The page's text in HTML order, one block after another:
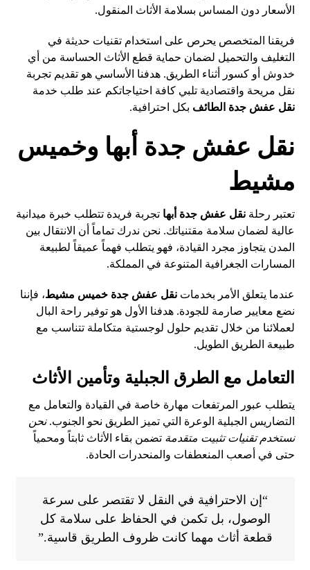
الأسعار دون المساس بسلامة الأثاث المنقول.
فريقنا المتخصص يحرص على استخدام تقنيات حديثة في
التغليف والتحميل لضمان حماية قطع الأثاث الحساسة من أي
خدوش أو كسور أثناء الطريق. هدفنا الأساسي هو تقديم تجربة
نقل مريحة واقتصادية تلبي كافة احتياجاتكم عند طلب خدمة
نقل عفش جدة الطائف بكل احترافية.
نقل عفش جدة أبها وخميس
مشيط
تعتبر رحلةنقل عفش جدة أبها تجربة فريدة تتطلب خبرة ميدانية
عالية لضمان سلامة مقتنياتك. نحن ندرك تماماً أن الانتقال بين
المدن يتجاوز مجرد القيادة، فهو يتطلب فهماً عميقاً لطبيعة
المسارات الجغرافية المتنوعة في المملكة.
عندما يتعلق الأمر بخدماتنقل عفش جدة خميس مشيط، فإننا
نضع معايير صارمة للجودة. هدفنا الأول هو توفير راحة البال
لعملائنا من خلال تقديم حلول لوجستية متكاملة تتناسب مع
طبيعة الطريق الطويل.
التعامل مع الطرق الجبلية وتأمين الأثاث
يتطلب عبور المرتفعات مهارة خاصة في القيادة والتعامل مع
التضاريس الجبلية الوعرة التي تميز الطريق نحو الجنوب.نحن
نستخدم تقنيات تثبيت متقدمة تضمن بقاء الأثاث ثابتاً ومحمياً
حتى في أصعب المنعطفات والمنحدرات الحادة.
“إن الاحترافية في النقل لا تقتصر على سرعة
الوصول، بل تكمن في الحفاظ على سلامة كل
قطعة أثاث مهما كانت ظروف الطريق قاسية.”